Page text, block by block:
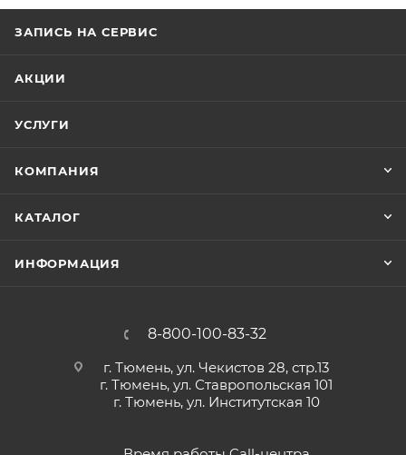
ЗАПИСЬ НА СЕРВИС
АКЦИИ
УСЛУГИ
КОМПАНИЯ
КАТАЛОГ
ИНФОРМАЦИЯ
8-800-100-83-32
г. Тюмень, ул. Чекистов 28, стр.13
г. Тюмень, ул. Ставропольская 101
г. Тюмень, ул. Институтская 10